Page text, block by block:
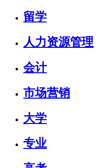
留学
人力资源管理
会计
市场营销
大学
专业